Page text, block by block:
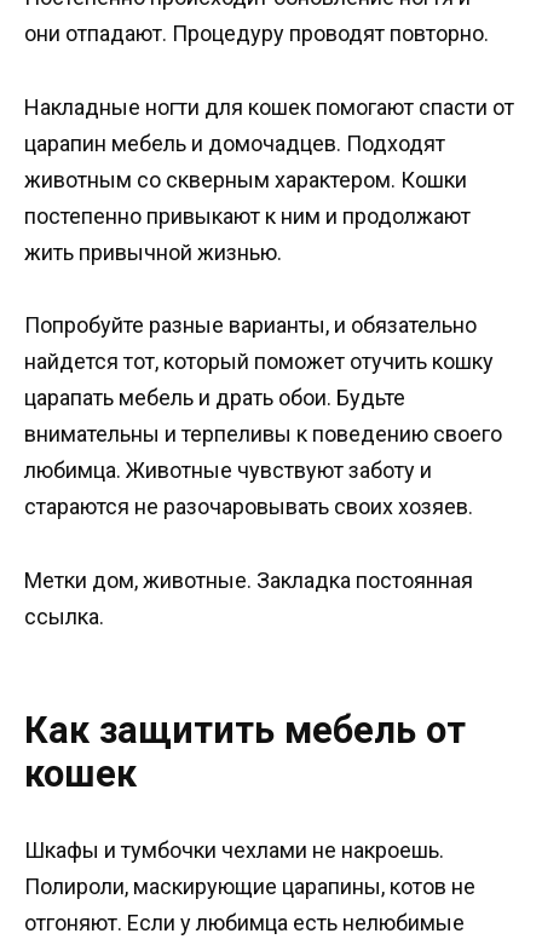
они отпадают. Процедуру проводят повторно.
Накладные ногти для кошек помогают спасти от
царапин мебель и домочадцев. Подходят
животным со скверным характером. Кошки
постепенно привыкают к ним и продолжают
жить привычной жизнью.
Попробуйте разные варианты, и обязательно
найдется тот, который поможет отучить кошку
царапать мебель и драть обои. Будьте
внимательны и терпеливы к поведению своего
любимца. Животные чувствуют заботу и
стараются не разочаровывать своих хозяев.
Метки дом, животные. Закладка постоянная
ссылка.
Как защитить мебель от
кошек
Шкафы и тумбочки чехлами не накроешь.
Полироли, маскирующие царапины, котов не
отгоняют. Если у любимца есть нелюбимые